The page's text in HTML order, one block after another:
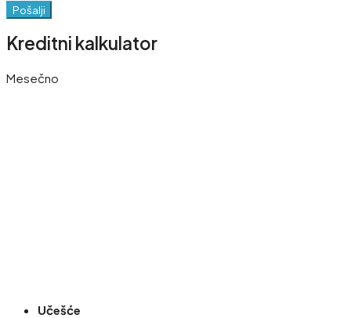
Pošalji
Kreditni kalkulator
Mesečno
Učešće